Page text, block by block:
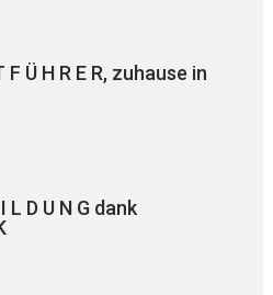
F Ü H R E R, zuhause in
D U N G dank